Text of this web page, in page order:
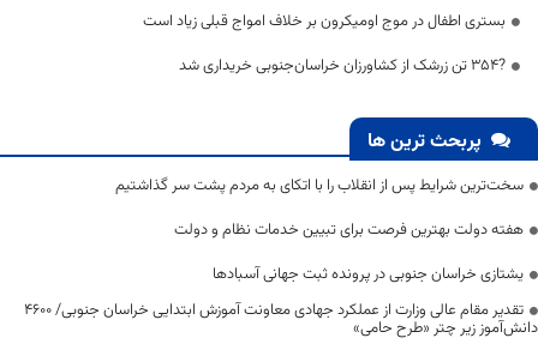
بستری اطفال در موج اومیکرون بر خلاف امواج قبلی زیاد است
?۳۵۴ تن زرشک از کشاورزان خراسان‌جنوبی خریداری شد
پربحث ترین ها
سخت‌ترین شرایط پس از انقلاب را با اتکای به مردم پشت سر گذاشتیم
هفته دولت بهترین فرصت برای تبیین خدمات نظام و دولت
یشتازی خراسان جنوبی در پرونده ثبت جهانی آسبادها
تقدیر مقام عالی وزارت از عملکرد جهادی معاونت آموزش ابتدایی خراسان جنوبی/ ۴۶۰۰
دانش‌آموز زیر چتر «طرح حامی»